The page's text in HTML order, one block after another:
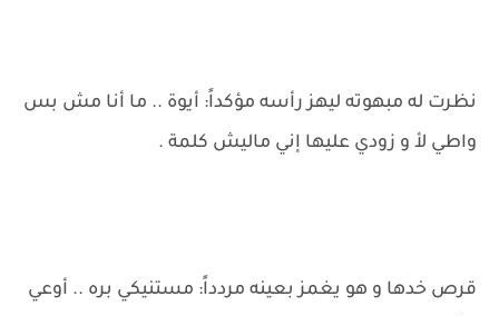
نظرت له مبهوته ليهز رأسه مؤكداً: أيوة .. ما أنا مش بس
واطي لأ و زودي عليها إني ماليش كلمة .
قرص خدها و هو يغمز بعينه مردداً: مستنيكي بره .. أوعي